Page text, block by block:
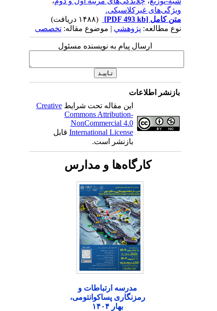
ویژگی‌های غیرکلاسیکی.
متن کامل[PDF 493 kb]
نوع مطالعه:پژوهشي| موضوع مقاله:تخصصی
ارسال پیام به نویسنده مسئول
بازنشر اطلاعات
این مقاله تحت شرایطCreative
Commons Attribution-
NonCommercial 4.0
International Licenseقابل
بازنشر است.
کارگاه‌ها و مدارس
مدرسه ارتباطات و
رمزنگاری پساکوانتومی،
بهار ۱۴۰۴